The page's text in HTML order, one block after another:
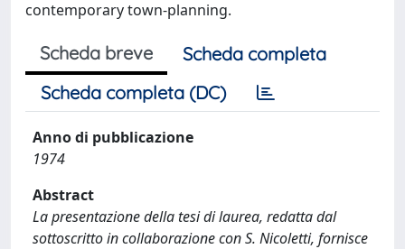
contemporary town-planning.
Scheda breve
Scheda completa
Scheda completa (DC)
Anno di pubblicazione
1974
Abstract
La presentazione della tesi di laurea, redatta dal
sottoscritto in collaborazione con S. Nicoletti, fornisce